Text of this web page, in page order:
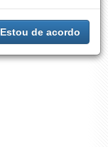
Estou de acordo